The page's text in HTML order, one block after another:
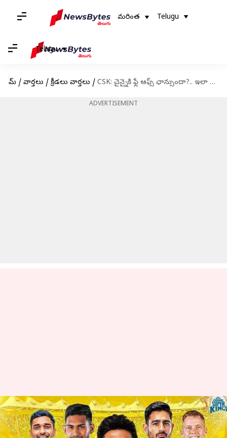
మరింత Telugu
Telugu
హోమ్ / వార్తలు / క్రీడలు వార్తలు / CSK: చైన్నైకి ఫ్లే ఆఫ్స్ ఛాన్సుందా?.. ఇలా జరిగితే సాధ్యమే!
ADVERTISEMENT
CSK: చైన్నైకి ఫ్లే ఆఫ్స్ ఛాన్సుందా?..
ఇలా జరిగితే సాధ్యమే!